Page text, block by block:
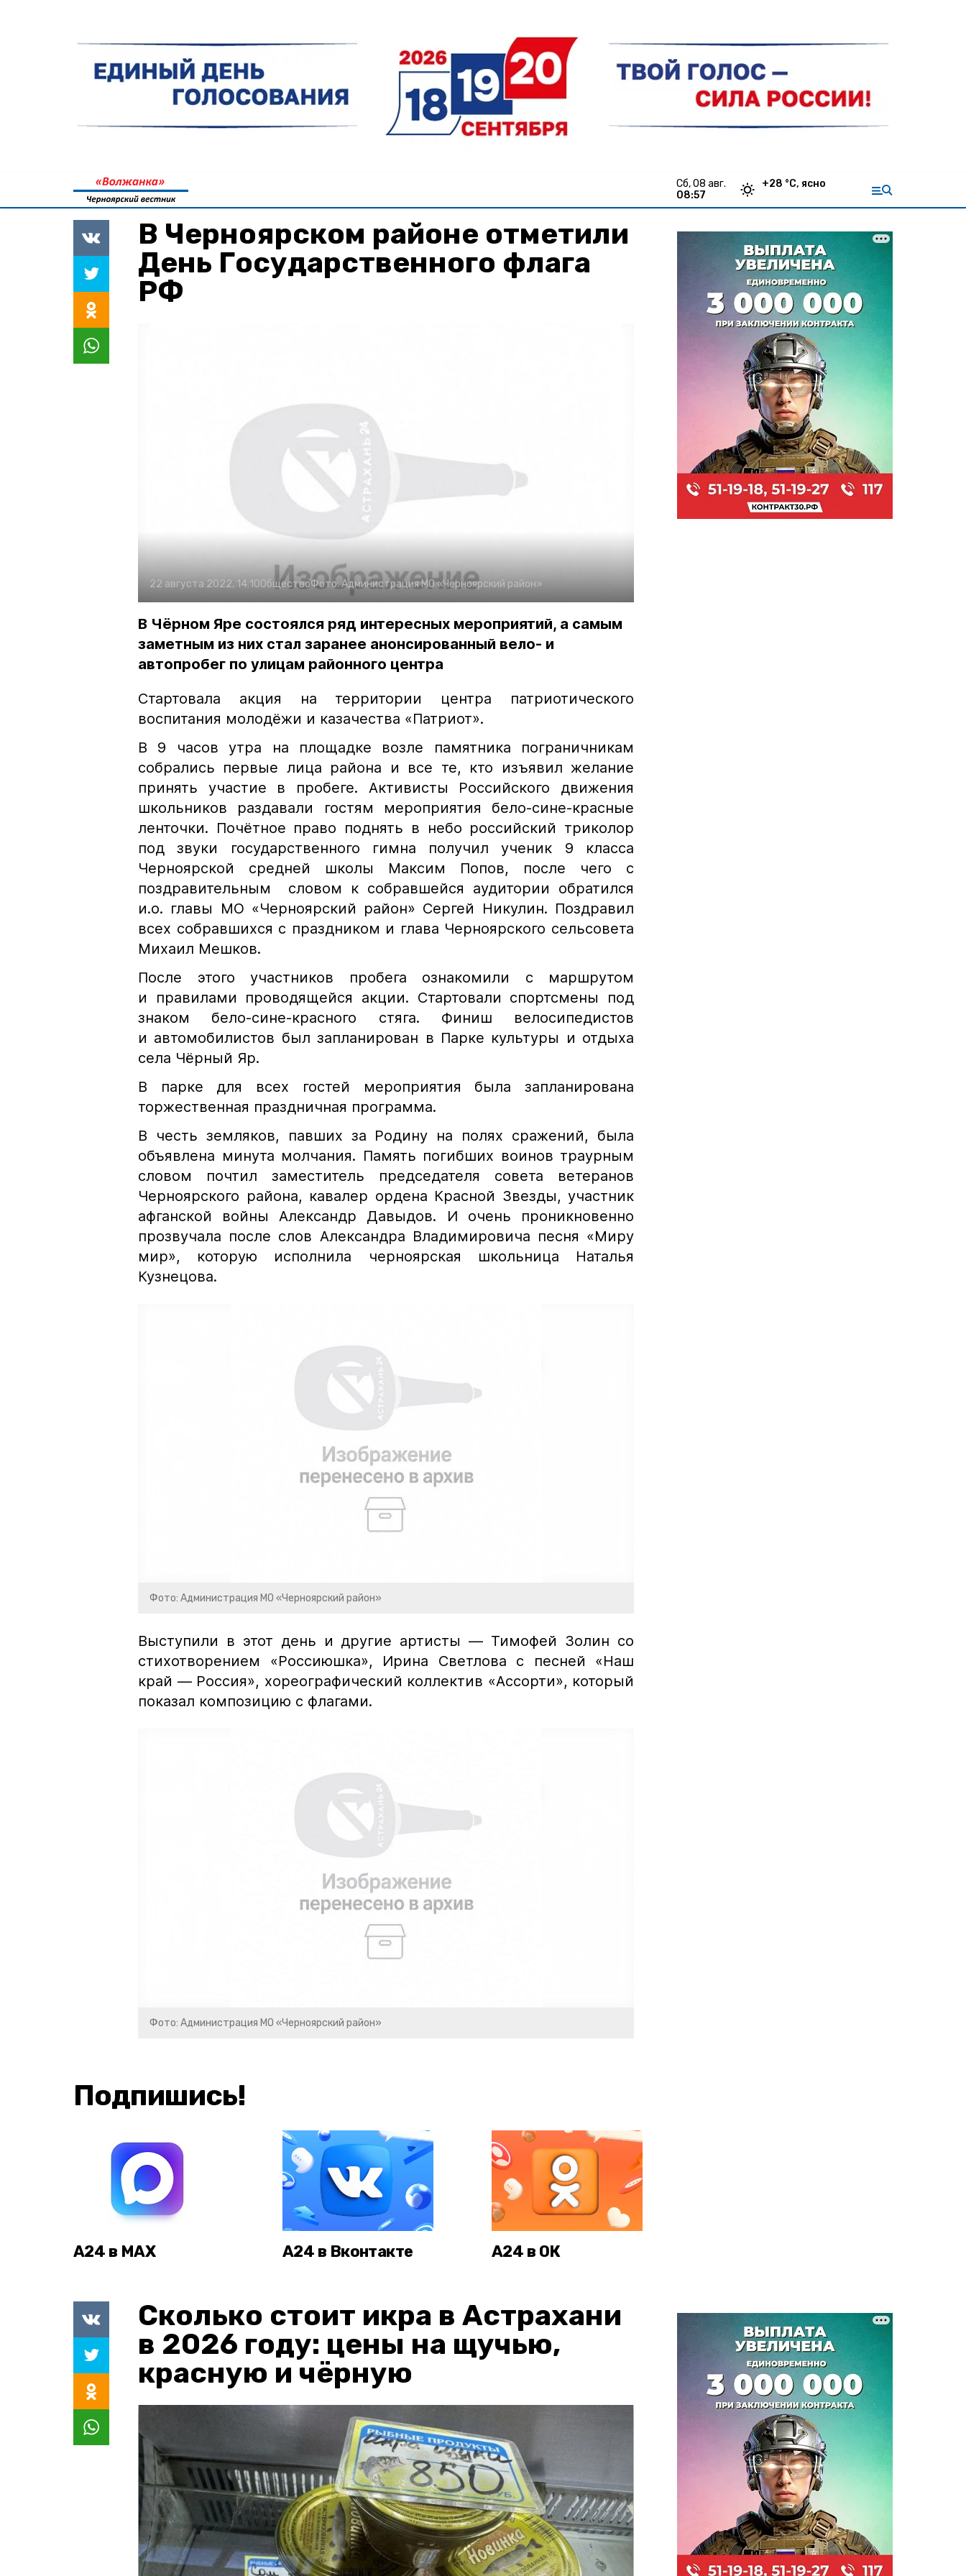
сб, 08 авг.
08:57
+28 °С, ясно
В Черноярском районе отметили
День Государственного флага
РФ
22 августа 2022, 14:10ОбществоФото:Администрация МО «Черноярский район»
В Чёрном Яре состоялся ряд интересных мероприятий, а самым
заметным из них стал заранее анонсированный вело- и
автопробег по улицам районного центра
Стартовала акция на территории центра патриотического
воспитания молодёжи и казачества «Патриот».
В 9 часов утра на площадке возле памятника пограничникам
собрались первые лица района и все те, кто изъявил желание
принять участие в пробеге. Активисты Российского движения
школьников раздавали гостям мероприятия бело-сине-красные
ленточки. Почётное право поднять в небо российский триколор
под звуки государственного гимна получил ученик 9 класса
Черноярской средней школы Максим Попов, после чего с
поздравительным словом к собравшейся аудитории обратился
и.о. главы МО «Черноярский район» Сергей Никулин. Поздравил
всех собравшихся с праздником и глава Черноярского сельсовета
Михаил Мешков.
После этого участников пробега ознакомили с маршрутом
и правилами проводящейся акции. Стартовали спортсмены под
знаком бело-сине-красного стяга. Финиш велосипедистов
и автомобилистов был запланирован в Парке культуры и отдыха
села Чёрный Яр.
В парке для всех гостей мероприятия была запланирована
торжественная праздничная программа.
В честь земляков, павших за Родину на полях сражений, была
объявлена минута молчания. Память погибших воинов траурным
словом почтил заместитель председателя совета ветеранов
Черноярского района, кавалер ордена Красной Звезды, участник
афганской войны Александр Давыдов. И очень проникновенно
прозвучала после слов Александра Владимировича песня «Миру
мир», которую исполнила черноярская школьница Наталья
Кузнецова.
Фото: Администрация МО «Черноярский район»
Выступили в этот день и другие артисты — Тимофей Золин со
стихотворением «Россиюшка», Ирина Светлова с песней «Наш
край — Россия», хореографический коллектив «Ассорти», который
показал композицию с флагами.
Фото: Администрация МО «Черноярский район»
Подпишись!
А24 в MAX А24 в Вконтакте А24 в ОК
Сколько стоит икра в Астрахани
в 2026 году: цены на щучью,
красную и чёрную